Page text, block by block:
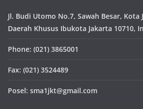
Jl. Budi Utomo No.7, Sawah Besar, Kota
Daerah Khusus Ibukota Jakarta 10710,
Phone: (021) 3865001
Fax: (021) 3524489
Posel: sma1jkt@gmail.com